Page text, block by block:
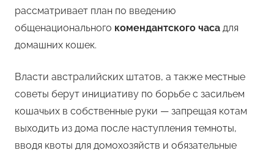
рассматривает план по введению
общенационального комендантского часа для
домашних кошек.
Власти австралийских штатов, а также местные
советы берут инициативу по борьбе с засильем
кошачьих в собственные руки — запрещая котам
выходить из дома после наступления темноты,
вводя квоты для домохозяйств и обязательные